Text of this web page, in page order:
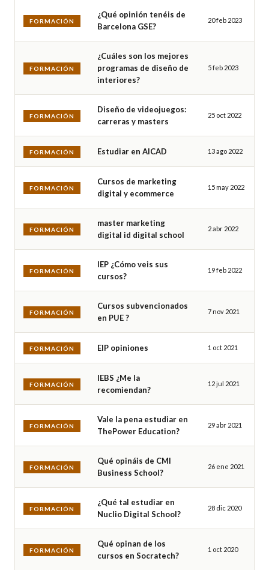
FORMACIÓN
¿Qué opinión tenéis de
Barcelona GSE?
20 feb 2023
FORMACIÓN
¿Cuáles son los mejores
programas de diseño de
interiores?
5 feb 2023
FORMACIÓN
Diseño de videojuegos:
carreras y masters
25 oct 2022
FORMACIÓN Estudiar en AICAD 13 ago 2022
FORMACIÓN
Cursos de marketing
digital y ecommerce
15 may 2022
FORMACIÓN
master marketing
digital id digital school
2 abr 2022
FORMACIÓN
IEP ¿Cómo veis sus
cursos?
19 feb 2022
FORMACIÓN
Cursos subvencionados
en PUE ?
7 nov 2021
FORMACIÓN EIP opiniones 1 oct 2021
FORMACIÓN
IEBS ¿Me la
recomiendan?
12 jul 2021
FORMACIÓN
Vale la pena estudiar en
ThePower Education?
29 abr 2021
FORMACIÓN
Qué opináis de CMI
Business School?
26 ene 2021
FORMACIÓN
¿Qué tal estudiar en
Nuclio Digital School?
28 dic 2020
FORMACIÓN
Qué opinan de los
cursos en Socratech?
1 oct 2020